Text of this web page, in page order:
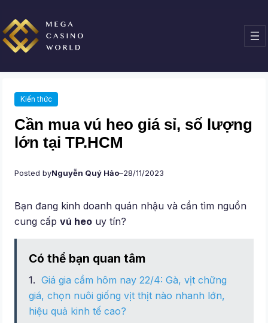
đến
phần
nội
dung
Kiến thức
Cần mua vú heo giá sỉ, số lượng
lớn tại TP.HCM
Posted byNguyễn Quý Hảo–28/11/2023
Bạn đang kinh doanh quán nhậu và cần tìm nguồn
cung cấpvú heo uy tín?
Có thể bạn quan tâm
Giá gia cầm hôm nay 22/4: Gà, vịt chững
giá, chọn nuôi giống vịt thịt nào nhanh lớn,
hiệu quả kinh tế cao?